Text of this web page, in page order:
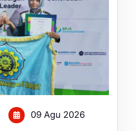
09 Agu 2026